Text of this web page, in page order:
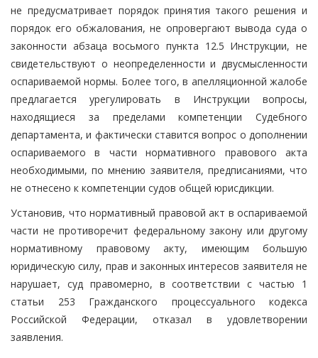
не предусматривает порядок принятия такого решения и
порядок его обжалования, не опровергают вывода суда о
законности абзаца восьмого пункта 12.5 Инструкции, не
свидетельствуют о неопределенности и двусмысленности
оспариваемой нормы. Более того, в апелляционной жалобе
предлагается урегулировать в Инструкции вопросы,
находящиеся за пределами компетенции Судебного
департамента, и фактически ставится вопрос о дополнении
оспариваемого в части нормативного правового акта
необходимыми, по мнению заявителя, предписаниями, что
не отнесено к компетенции судов общей юрисдикции.
Установив, что нормативный правовой акт в оспариваемой
части не противоречит федеральному закону или другому
нормативному правовому акту, имеющим большую
юридическую силу, прав и законных интересов заявителя не
нарушает, суд правомерно, в соответствии с частью 1
статьи 253 Гражданского процессуального кодекса
Российской Федерации, отказал в удовлетворении
заявления.